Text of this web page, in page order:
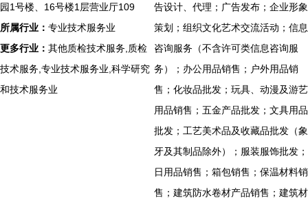
园1号楼、16号楼1层营业厅109
所属行业： 专业技术服务业
更多行业： 其他质检技术服务,质检
技术服务,专业技术服务业,科学研究
和技术服务业
告设计、代理；广告发布；企业形象
策划；组织文化艺术交流活动；信息
咨询服务（不含许可类信息咨询服
务）；办公用品销售；户外用品销
售；化妆品批发；玩具、动漫及游艺
用品销售；五金产品批发；文具用品
批发；工艺美术品及收藏品批发（象
牙及其制品除外）；服装服饰批发；
日用品销售；箱包销售；保温材料销
售；建筑防水卷材产品销售；建筑材